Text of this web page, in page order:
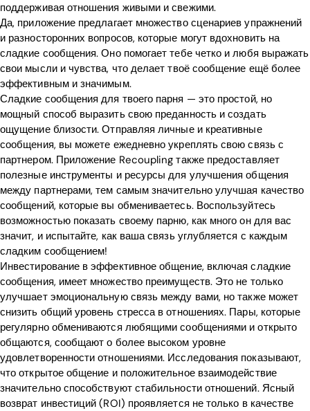
поддерживая отношения живыми и свежими.
Да, приложение предлагает множество сценариев упражнений
и разносторонних вопросов, которые могут вдохновить на
сладкие сообщения. Оно помогает тебе четко и любя выражать
свои мысли и чувства, что делает твоё сообщение ещё более
эффективным и значимым.
Сладкие сообщения для твоего парня — это простой, но
мощный способ выразить свою преданность и создать
ощущение близости. Отправляя личные и креативные
сообщения, вы можете ежедневно укреплять свою связь с
партнером. Приложение Recoupling также предоставляет
полезные инструменты и ресурсы для улучшения общения
между партнерами, тем самым значительно улучшая качество
сообщений, которые вы обмениваетесь. Воспользуйтесь
возможностью показать своему парню, как много он для вас
значит, и испытайте, как ваша связь углубляется с каждым
сладким сообщением!
Инвестирование в эффективное общение, включая сладкие
сообщения, имеет множество преимуществ. Это не только
улучшает эмоциональную связь между вами, но также может
снизить общий уровень стресса в отношениях. Пары, которые
регулярно обмениваются любящими сообщениями и открыто
общаются, сообщают о более высоком уровне
удовлетворенности отношениями. Исследования показывают,
что открытое общение и положительное взаимодействие
значительно способствуют стабильности отношений. Ясный
возврат инвестиций (ROI) проявляется не только в качестве